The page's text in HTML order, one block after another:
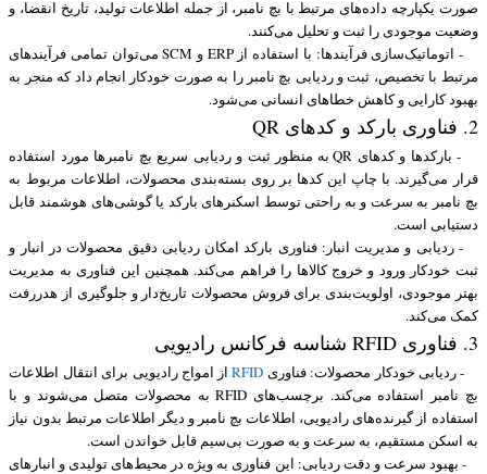
صورت یکپارچه داده‌های مرتبط با بچ نامبر، از جمله اطلاعات تولید، تاریخ انقضا، و
وضعیت موجودی را ثبت و تحلیل می‌کنند.
- اتوماتیک‌سازی فرآیندها: با استفاده از ERP و SCM می‌توان تمامی فرآیندهای
مرتبط با تخصیص، ثبت و ردیابی بچ نامبر را به صورت خودکار انجام داد که منجر به
بهبود کارایی و کاهش خطاهای انسانی می‌شود.
2. فناوری بارکد و کدهای QR
- بارکدها و کدهای QR به منظور ثبت و ردیابی سریع بچ نامبرها مورد استفاده
قرار می‌گیرند. با چاپ این کدها بر روی بسته‌بندی محصولات، اطلاعات مربوط به
بچ نامبر به سرعت و به راحتی توسط اسکنرهای بارکد یا گوشی‌های هوشمند قابل
دستیابی است.
- ردیابی و مدیریت انبار: فناوری بارکد امکان ردیابی دقیق محصولات در انبار و
ثبت خودکار ورود و خروج کالاها را فراهم می‌کند. همچنین این فناوری به مدیریت
بهتر موجودی، اولویت‌بندی برای فروش محصولات تاریخ‌دار و جلوگیری از هدررفت
کمک می‌کند.
3. فناوری RFID شناسه فرکانس رادیویی
- ردیابی خودکار محصولات: فناوری RFIDاز امواج رادیویی برای انتقال اطلاعات
بچ نامبر استفاده می‌کند. برچسب‌های RFID به محصولات متصل می‌شوند و با
استفاده از گیرنده‌های رادیویی، اطلاعات بچ نامبر و دیگر اطلاعات مرتبط بدون نیاز
به اسکن مستقیم، به سرعت و به صورت بی‌سیم قابل خواندن است.
- بهبود سرعت و دقت ردیابی: این فناوری به ویژه در محیط‌های تولیدی و انبارهای